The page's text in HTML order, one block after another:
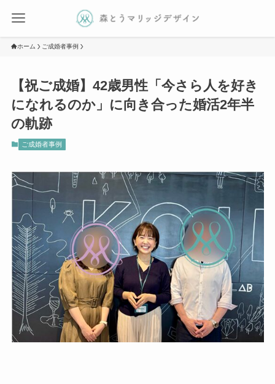
ホーム ご成婚者事例
【祝ご成婚】42歳男性「今さら人を好き
になれるのか」に向き合った婚活2年半
の軌跡
ご成婚者事例